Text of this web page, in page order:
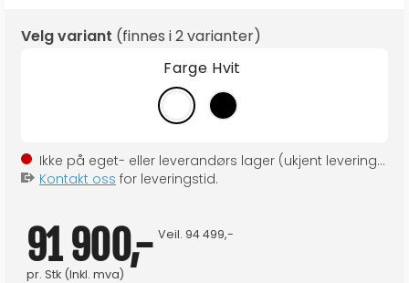
Velg variant (finnes i2 varianter)
Farge Hvit
Ikke på eget- eller leverandørs lager (ukjent leveringstid)
Kontakt oss for leveringstid.
91 900,-
pr. Stk (Inkl. mva)
Veil. 94 499,-